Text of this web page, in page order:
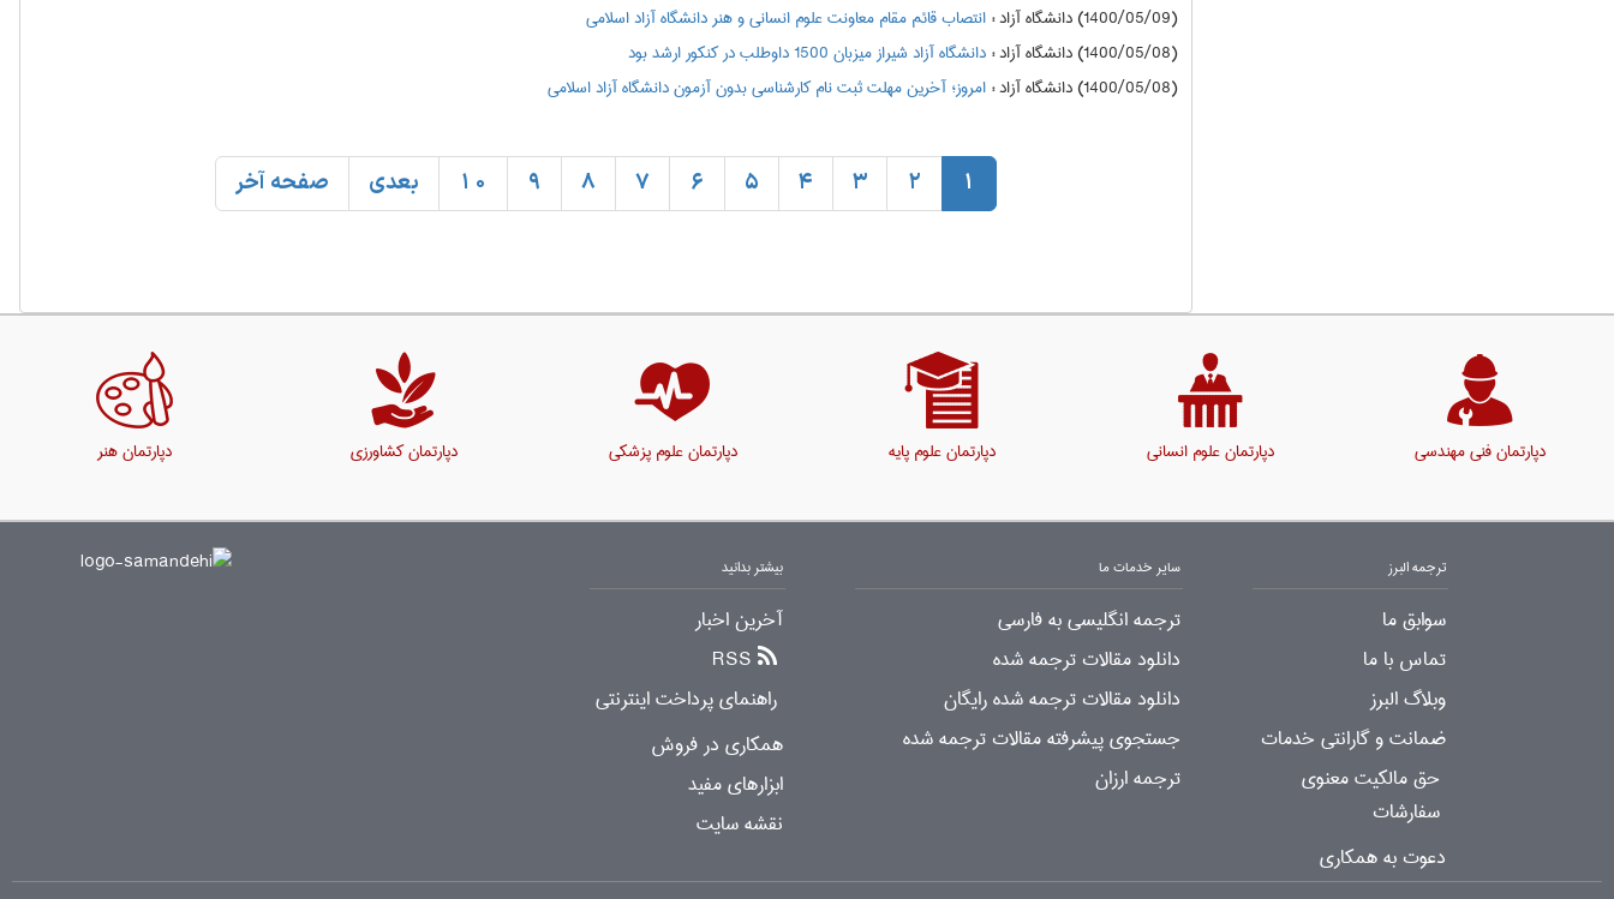
(1400/05/09) دانشگاه آزاد
: انتصاب قائم مقام معاونت علوم انسانی و هنر دانشگاه آزاد اسلامی
(1400/05/08) دانشگاه آزاد
: دانشگاه آزاد شیراز میزبان 1500 داوطلب در کنکور ارشد بود
(1400/05/08) دانشگاه آزاد
: امروز؛ آخرین مهلت ثبت نام کارشناسی بدون آزمون دانشگاه آزاد اسلامی
1
2
3
4
5
6
7
8
9
10 بعدی صفحه آخر
دپارتمان فنی مهندسی دپارتمان علوم انسانی دپارتمان علوم پایه دپارتمان علوم پزشکی دپارتمان کشاورزی دپارتمان هنر
ترجمه البرز
سوابق ما
تماس با ما
وبلاگ البرز
ضمانت و گارانتی خدمات
حق مالکیت معنوی
سفارشات
دعوت به همکاری
سایر خدمات ما
ترجمه انگلیسی به فارسی
دانلود مقالات ترجمه شده
دانلود مقالات ترجمه شده رایگان
جستجوی پیشرفته مقالات ترجمه شده
ترجمه ارزان
بیشتر بدانید
آخرین اخبار
RSS
راهنمای پرداخت اینترنتی
همکاری در فروش
ابزارهای مفید
نقشه سایت